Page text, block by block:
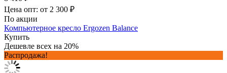
Цена опт: от 2 300 ₽
По акции
Компьютерное кресло Ergozen Balance
Купить
Дешевле всех на 20%
Распродажа!